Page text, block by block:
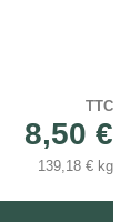
TTC
8,50 €
139,18 € kg